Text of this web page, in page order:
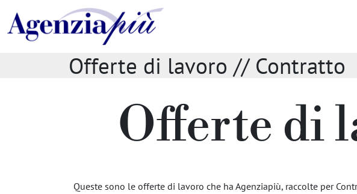
Offerte di lavoro // Contratto
Offerte di
Queste sono le offerte di lavoro che ha Agenziapiù, raccolte per